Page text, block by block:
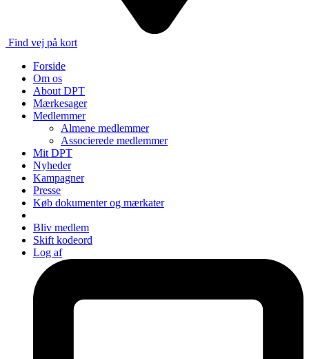
Find vej på kort
Forside
Om os
About DPT
Mærkesager
Medlemmer
Almene medlemmer
Associerede medlemmer
Mit DPT
Nyheder
Kampagner
Presse
Køb dokumenter og mærkater
Bliv medlem
Skift kodeord
Log af